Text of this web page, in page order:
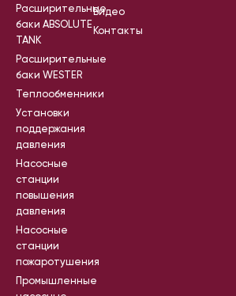
Расширительные
баки ABSOLUTE
TANK
Расширительные
баки WESTER
Теплообменники
Установки
поддержания
давления
Насосные
станции
повышения
давления
Насосные
станции
пожаротушения
Промышленные
Видео
Контакты